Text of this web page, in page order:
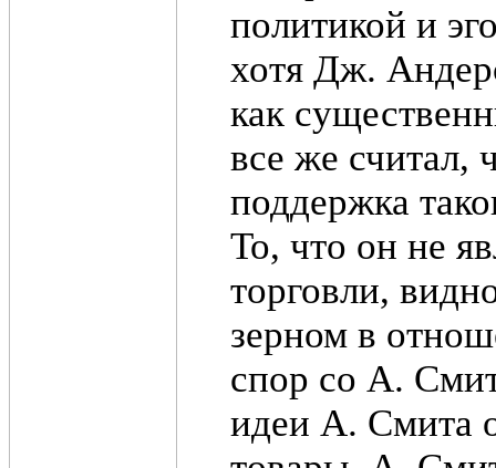
политикой и
хотя Дж.
как
все же считал,
поддержка
То, что он не
торговли,
зерном в
спор со А.
идеи А. Смита